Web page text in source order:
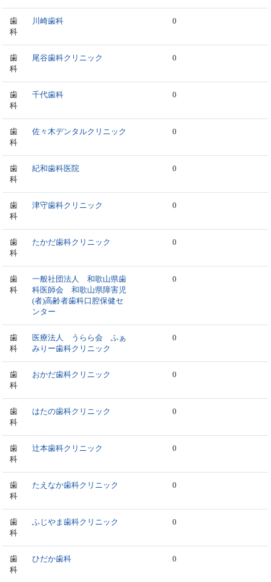
歯
科
川崎歯科 0
歯
科
尾谷歯科クリニック 0
歯
科
千代歯科 0
歯
科
佐々木デンタルクリニック 0
歯
科
紀和歯科医院 0
歯
科
津守歯科クリニック 0
歯
科
たかだ歯科クリニック 0
歯
科
一般社団法人 和歌山県歯
科医師会 和歌山県障害児
(者)高齢者歯科口腔保健セ
ンター
0
歯
科
医療法人 うらら会 ふぁ
みりー歯科クリニック
0
歯
科
おかだ歯科クリニック 0
歯
科
はたの歯科クリニック 0
歯
科
辻本歯科クリニック 0
歯
科
たえなか歯科クリニック 0
歯
科
ふじやま歯科クリニック 0
歯
科
ひだか歯科 0